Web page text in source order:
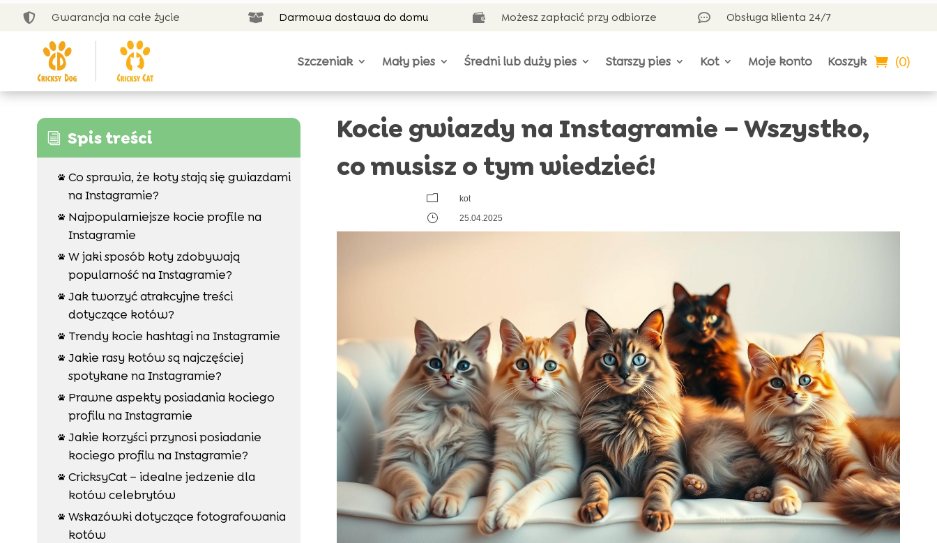
 Gwarancja na całe życie  Darmowa dostawa do domu  Możesz zapłacić przy odbiorze  Obsługa klienta 24/7
Szczeniak Mały pies Średni lub duży pies Starszy pies Kot Moje konto Koszyk (0)
i Spis treści
 Co sprawia, że koty stają się gwiazdami
na Instagramie?

Najpopularniejsze kocie profile na
Instagramie
 W jaki sposób koty zdobywają
popularność na Instagramie?
 Jak tworzyć atrakcyjne treści
dotyczące kotów?
 Trendy kocie hashtagi na Instagramie
 Jakie rasy kotów są najczęściej
spotykane na Instagramie?

Prawne aspekty posiadania kociego
profilu na Instagramie
 Jakie korzyści przynosi posiadanie
kociego profilu na Instagramie?
 CricksyCat – idealne jedzenie dla
kotów celebrytów
 Wskazówki dotyczące fotografowania
kotów
Kocie gwiazdy na Instagramie – Wszystko,
co musisz o tym wiedzieć!
m kot
} 25.04.2025